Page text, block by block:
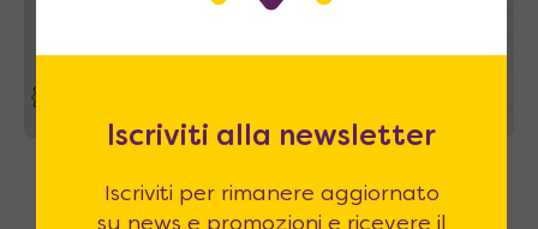
divano a movimento automatico
Iscriviti alla newsletter
Iscriviti per rimanere aggiornato
su news e promozioni e ricevere il